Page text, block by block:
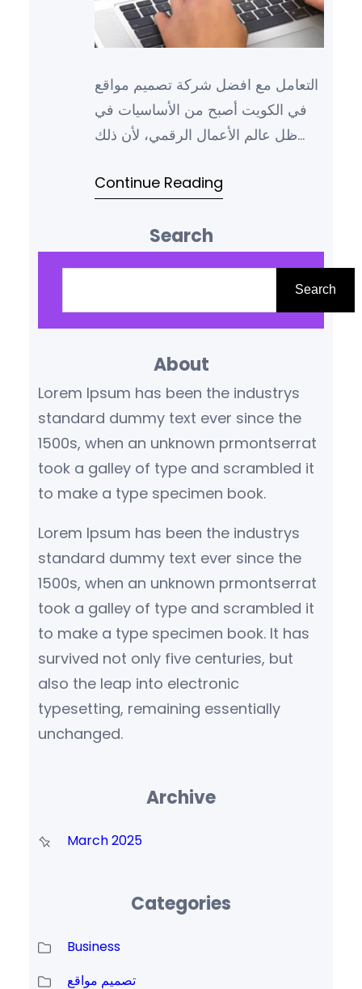
التعامل مع افضل شركة تصميم مواقع
في الكويت أصبح من الأساسيات في
ظل عالم الأعمال الرقمي، لأن ذلك
شركة، خاصة وأن الموقع الإلكتروني لا
المحتملين، بل أنه يعكس احترافية
ولضمان حصولك على موقع يتناسب مع
احتياجاتك ويواكب التطورات…
Continue Reading
Search
h
Search
About
Lorem Ipsum has been the industrys
standard dummy text ever since the
1500s, when an unknown prmontserrat
took a galley of type and scrambled it
to make a type specimen book.
Lorem Ipsum has been the industrys
standard dummy text ever since the
1500s, when an unknown prmontserrat
took a galley of type and scrambled it
to make a type specimen book. It has
survived not only five centuries, but
also the leap into electronic
typesetting, remaining essentially
unchanged.
Archive
March 2025
Categories
Business
تصميم مواقع